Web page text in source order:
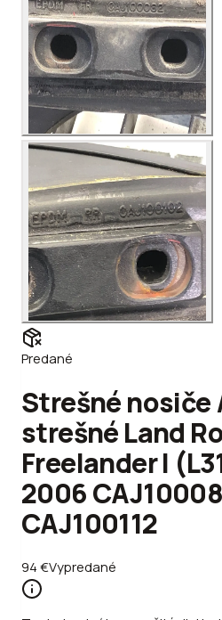
Predané
Strešné nosiče
strešné Land
Freelander I
2006
CAJ100112
94€Vypredané